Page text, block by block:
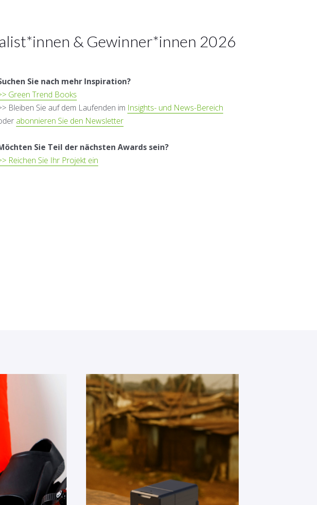
& Gewinner*innen 2026
Sie nach mehr Inspiration?
Green Trend Books
Bleiben Sie auf dem Laufenden im Insights- und News-Bereich
abonnieren Sie den Newsletter
Sie Teil der nächsten Awards sein?
Reichen Sie Ihr Projekt ein